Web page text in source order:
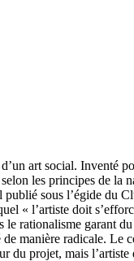
art social. Inventé
les principes de la
sous l’égide du
« l’artiste doit
le rationalisme garant
manière radicale. Le
du projet, mais